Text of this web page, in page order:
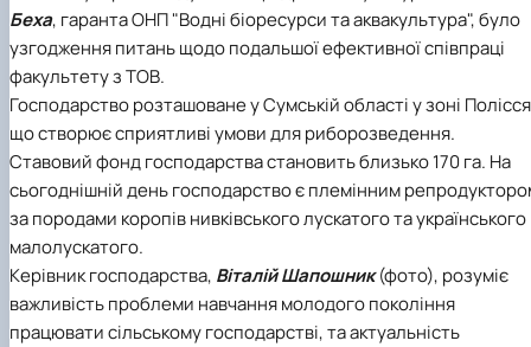
Беха, гаранта ОНП "Водні біоресурси та аквакультура", було
узгодження питань щодо подальшої ефективної співпраці
факультету з ТОВ.
Господарство розташоване у Сумській області у зоні
що створює сприятливі умови для риборозведення.
Ставовий фонд господарства становить близько 170 га. На
сьогоднішній день господарство є племінним
за породами коропів нивківського лускатого та українського
малолускатого.
Керівник господарства, Віталій Шапошник(фото), розуміє
важливість проблеми навчання молодого покоління
працювати сільському господарстві, та актуальність